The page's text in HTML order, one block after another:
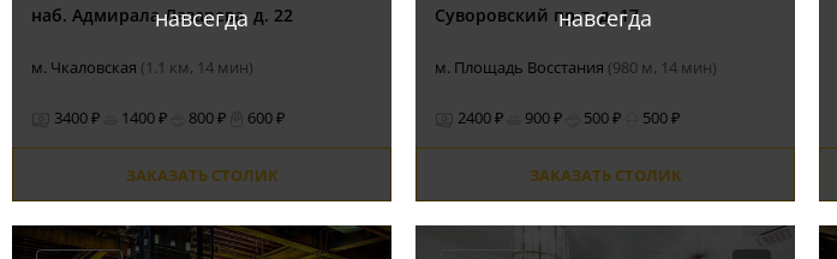
навсегда
наб. Адмирала Лазарева, д. 22
м. Чкаловская (1.1 км, 14 мин)
3400 ₽ 1400 ₽ 800 ₽ 600 ₽
ЗАКАЗАТЬ СТОЛИК
навсегда
Суворовский пр-т, д. 17
м. Площадь Восстания (980 м, 14 мин)
2400 ₽ 900 ₽ 500 ₽ 500 ₽
ЗАКАЗАТЬ СТОЛИК